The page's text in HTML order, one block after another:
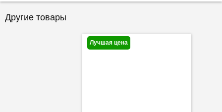
Другие товары
Лучшая цена